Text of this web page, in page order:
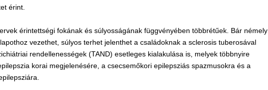
érint.
érintettségi fokának és súlyosságának függvényében többrétűek. Bár némely
vezethet, súlyos terhet jelenthet a családoknak a sclerosis tuberosával
rendellenességek (TAND) esetleges kialakulása is, melyek többnyire
korai megjelenésére, a csecsemőkori epilepsziás spazmusokra és a